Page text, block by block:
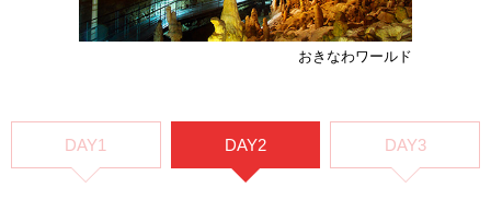
おきなわワールド
DAY1 DAY2 DAY3